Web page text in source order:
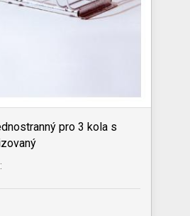
pro 3 kola s